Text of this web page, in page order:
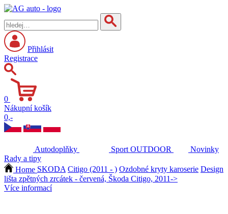
Přihlásit
Registrace
0
Nákupní košík
0,-
Autodoplňky Sport OUTDOOR
Novinky
Rady a tipy
Home SKODA Citigo (2011 - ) Ozdobné kryty karoserie Design
lišta zpětných zrcátek - červená, Škoda Citigo, 2011->
Více informací